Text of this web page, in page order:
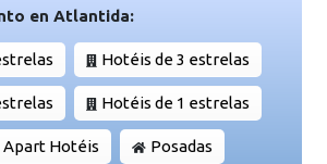
en Atlantida:
Hotéis de 3 estrelas
Hotéis de 1 estrelas
Apart Hotéis Posadas